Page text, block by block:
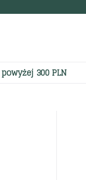
300 PLN